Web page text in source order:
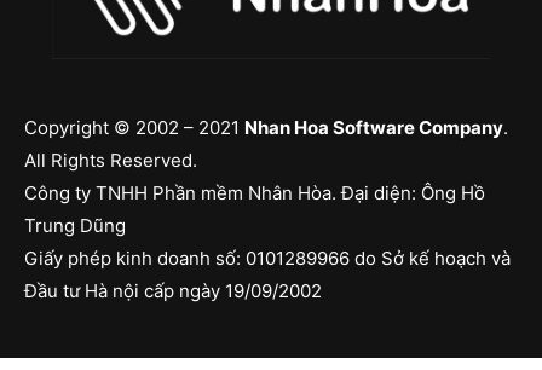
Copyright © 2002 – 2021 Nhan Hoa Software Company.
All Rights Reserved.
Công ty TNHH Phần mềm Nhân Hòa. Đại diện: Ông Hồ
Trung Dũng
Giấy phép kinh doanh số: 0101289966 do Sở kế hoạch và
Đầu tư Hà nội cấp ngày 19/09/2002